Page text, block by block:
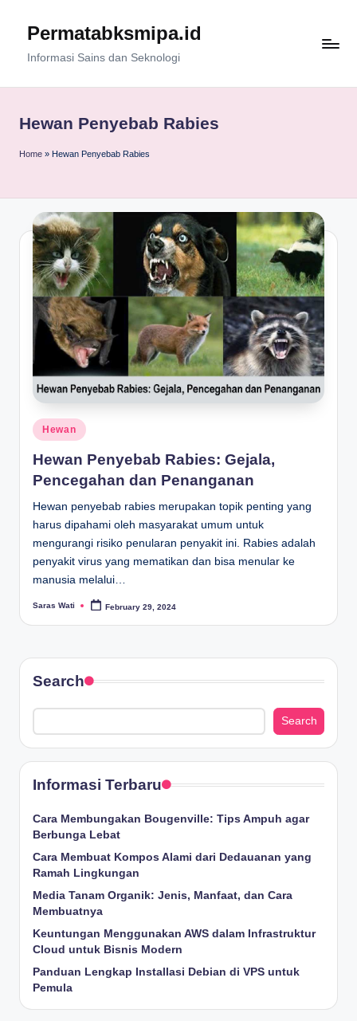
Permatabksmipa.id
Informasi Sains dan Seknologi
Hewan Penyebab Rabies
Home » Hewan Penyebab Rabies
Posted
in
Hewan
Hewan Penyebab Rabies: Gejala,
Pencegahan dan Penanganan
Hewan penyebab rabies merupakan topik penting yang
harus dipahami oleh masyarakat umum untuk
mengurangi risiko penularan penyakit ini. Rabies adalah
penyakit virus yang mematikan dan bisa menular ke
manusia melalui…
Posted
Saras Wati February 29, 2024
Search
Search
Informasi Terbaru
Cara Membungakan Bougenville: Tips Ampuh agar
Berbunga Lebat
Cara Membuat Kompos Alami dari Dedauanan yang
Ramah Lingkungan
Media Tanam Organik: Jenis, Manfaat, dan Cara
Membuatnya
Keuntungan Menggunakan AWS dalam Infrastruktur
Cloud untuk Bisnis Modern
Panduan Lengkap Installasi Debian di VPS untuk
Pemula